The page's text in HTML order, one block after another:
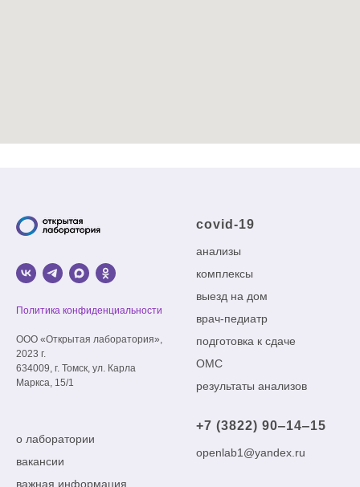
Политика конфиденциальности
ООО «Открытая лаборатория»,
2023 г.
634009, г. Томск, ул. Карла
Маркса, 15/1
covid-19
анализы
комплексы
выезд на дом
врач-педиатр
подготовка к сдаче
ОМС
результаты анализов
о лаборатории
вакансии
важная информация
+7 (3822) 90‒14‒15
openlab1@yandex.ru